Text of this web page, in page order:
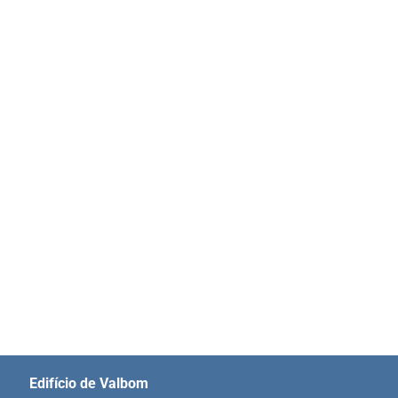
Edifício de Valbom